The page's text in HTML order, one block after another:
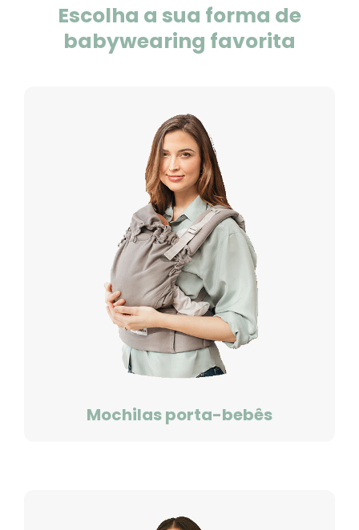
Escolha a sua forma de
babywearing favorita
Mochilas porta-bebês